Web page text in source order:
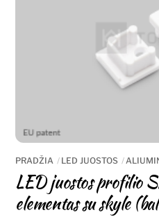
PRADŽIA LED JUOSTOS
LED juostos profilio
elementas su skyle